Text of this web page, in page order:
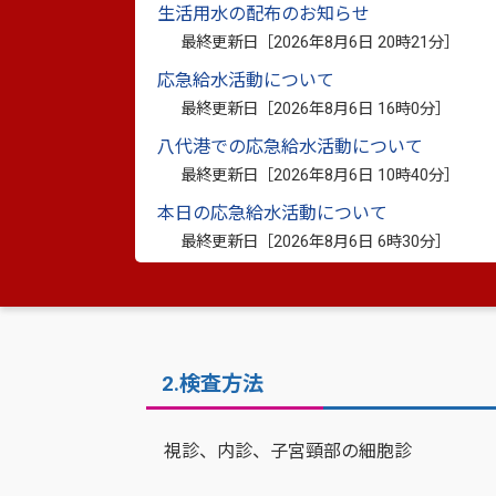
生活用水の配布のお知らせ
最終更新日［2026年8月6日 20時21分
応急給水活動について
最終更新日［2026年8月6日 16時0分
八代港での応急給水活動について
最終更新日［2026年8月6日 10時40分
本日の応急給水活動について
最終更新日［2026年8月6日 6時30分
1．対象者
当年度に20歳以上になる八代市民（女性
2.検査方法
視診、内診、子宮頸部の細胞診